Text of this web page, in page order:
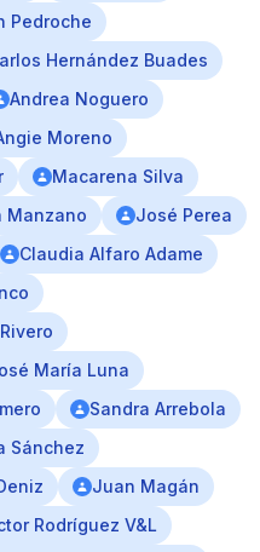
Pedroche
Hernández Buades
Andrea Noguero
Moreno
Macarena Silva
Manzano
José Perea
Claudia Alfaro Adame
María Luna
Sandra Arrebola
Sánchez
Juan Magán
Rodríguez V&L